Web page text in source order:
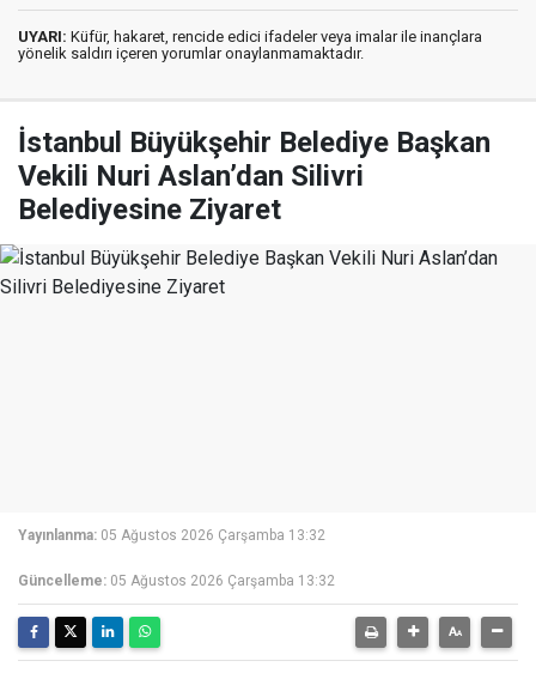
UYARI: Küfür, hakaret, rencide edici ifadeler veya imalar ile inançlara
yönelik saldırı içeren yorumlar onaylanmamaktadır.
İstanbul Büyükşehir Belediye Başkan
Vekili Nuri Aslan’dan Silivri
Belediyesine Ziyaret
Yayınlanma: 05 Ağustos 2026 Çarşamba 13:32
Güncelleme: 05 Ağustos 2026 Çarşamba 13:32